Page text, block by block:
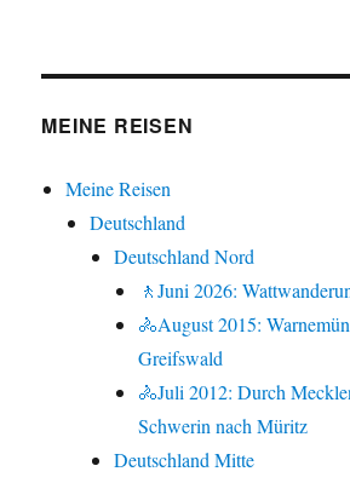
MEINE REISEN
Meine Reisen
Deutschland
Deutschland Nord
🚶Juni 2026:
🚴August 2015:
Greifswald
🚴Juli 2012: Durch
Schwerin nach Müritz
Deutschland Mitte